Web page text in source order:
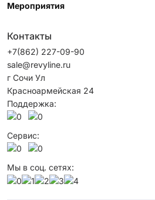
Мероприятия
Контакты
+7(862) 227-09-90
sale@revyline.ru
г Сочи Ул
Красноармейская 24
Поддержка:
Сервис:
Мы в соц. сетях: